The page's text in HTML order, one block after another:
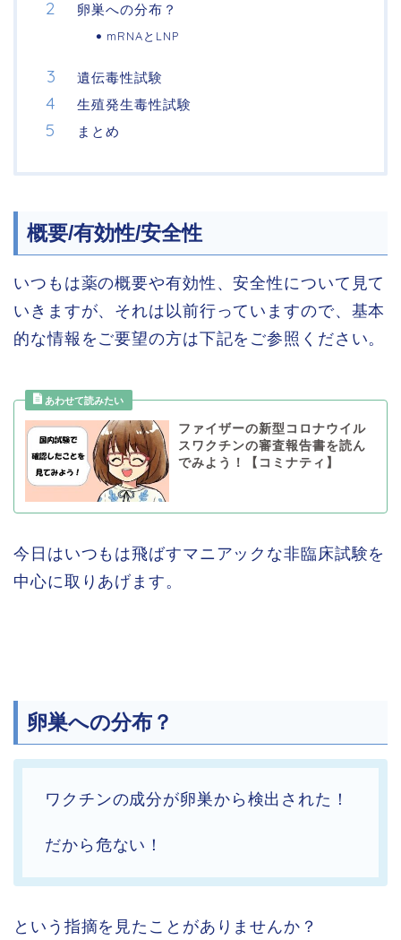
卵巣への分布？
mRNAとLNP
遺伝毒性試験
生殖発生毒性試験
まとめ
概要/有効性/安全性
いつもは薬の概要や有効性、安全性について見て
いきますが、それは以前行っていますので、基本
的な情報をご要望の方は下記をご参照ください。
ファイザーの新型コロナウイル
スワクチンの審査報告書を読ん
でみよう！【コミナティ】
今日はいつもは飛ばすマニアックな非臨床試験を
中心に取りあげます。
卵巣への分布？
ワクチンの成分が卵巣から検出された！
だから危ない！
という指摘を見たことがありませんか？